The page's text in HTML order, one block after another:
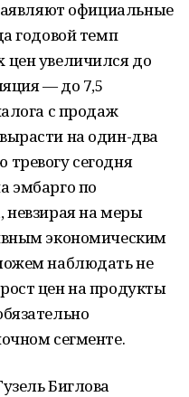
официальные
годовой темп
цен увеличился до
— до 7,5
с продаж
на один-два
сегодня
эмбарго по
невзирая на меры
экономическим
наблюдать не
цен на продукты
сегменте.
Биглова